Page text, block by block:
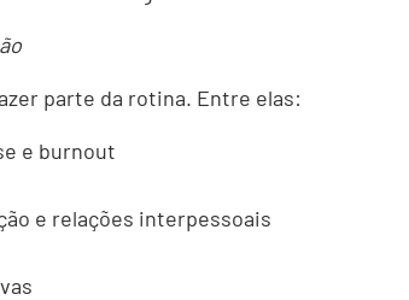
parte da rotina. Entre elas:
e burnout
e relações interpessoais